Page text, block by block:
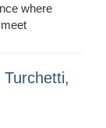
where